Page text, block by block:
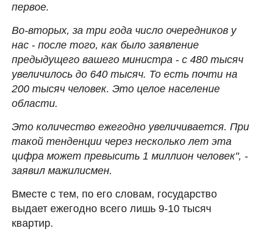
первое.
Во-вторых, за три года число очередников у
нас - после того, как было заявление
предыдущего вашего министра - с 480 тысяч
увеличилось до 640 тысяч. То есть почти на
200 тысяч человек. Это целое население
области.
Это количество ежегодно увеличивается. При
такой тенденции через несколько лет эта
цифра может превысить 1 миллион человек", -
заявил мажилисмен.
Вместе с тем, по его словам, государство
выдает ежегодно всего лишь 9-10 тысяч
квартир.